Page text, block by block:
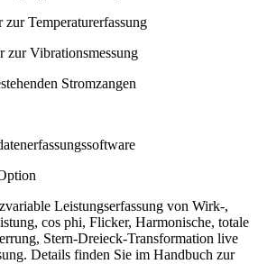
Temperaturerfassung
Vibrationsmessung
Stromzangen
Leistungserfassung von Wirk-,
cos phi, Flicker, Harmonische, totale
Stern-Dreieck-Transformation live
Details finden Sie im Handbuch zur